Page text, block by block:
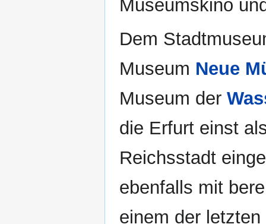
Museumskino
Dem
Museum Neue
Museum der
die Erfurt einst
Reichsstadt
ebenfalls mit
einem der